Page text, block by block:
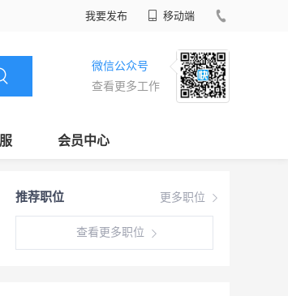
我要发布 移动端
微信公众号
查看更多工作
会员中心
更多职位
推荐职位
查看更多职位